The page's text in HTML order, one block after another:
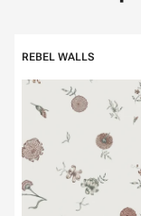
REBEL WALLS